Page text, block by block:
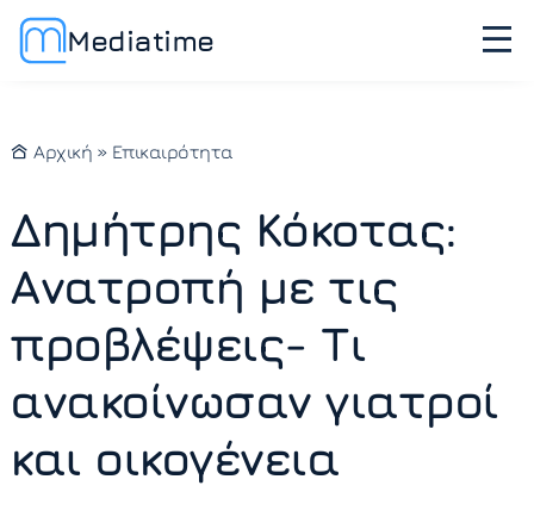
Mediatime
Αρχική » Επικαιρότητα
Δημήτρης Κόκοτας:
Ανατροπή με τις
προβλέψεις- Τι
ανακοίνωσαν γιατροί
και οικογένεια